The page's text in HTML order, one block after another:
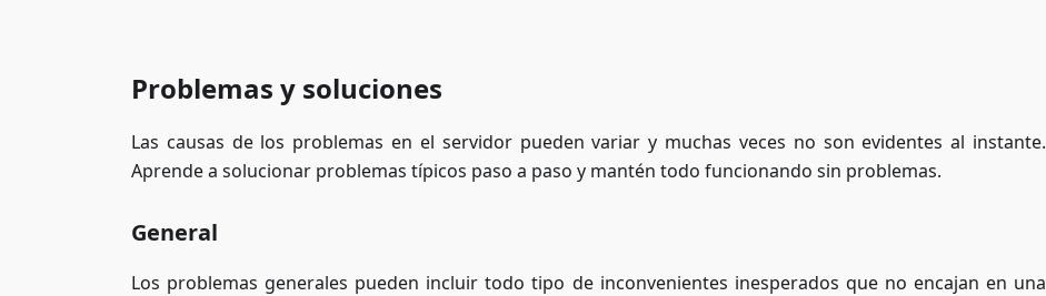
Problemas y soluciones
Las causas de los problemas en el servidor pueden variar y muchas veces no son evidentes al instante.
Aprende a solucionar problemas típicos paso a paso y mantén todo funcionando sin problemas.
General
Los problemas generales pueden incluir todo tipo de inconvenientes inesperados que no encajan en una